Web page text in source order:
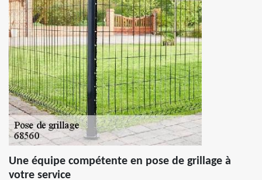
Une équipe compétente en pose de grillage à
votre service